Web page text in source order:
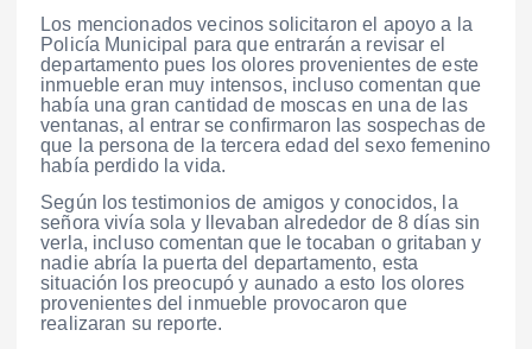
Los mencionados vecinos solicitaron el apoyo a la
Policía Municipal para que entrarán a revisar el
departamento pues los olores provenientes de este
inmueble eran muy intensos, incluso comentan que
había una gran cantidad de moscas en una de las
ventanas, al entrar se confirmaron las sospechas de
que la persona de la tercera edad del sexo femenino
había perdido la vida.
Según los testimonios de amigos y conocidos, la
señora vivía sola y llevaban alrededor de 8 días sin
verla, incluso comentan que le tocaban o gritaban y
nadie abría la puerta del departamento, esta
situación los preocupó y aunado a esto los olores
provenientes del inmueble provocaron que
realizaran su reporte.